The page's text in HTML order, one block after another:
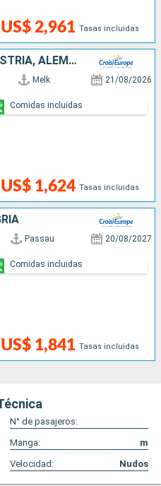
US$ 2,961 Tasas incluidas
HUNGRÍA, ESLOVAQUIA, AUSTRIA, ALEMANIA
Melk 21/08/2026
US$ 1,624 Tasas incluidas
Comidas incluidas
Passau 20/08/2027
US$ 1,841 Tasas incluidas
Comidas incluidas
N° de pasajeros:
Manga:
m
Velocidad: Nudos